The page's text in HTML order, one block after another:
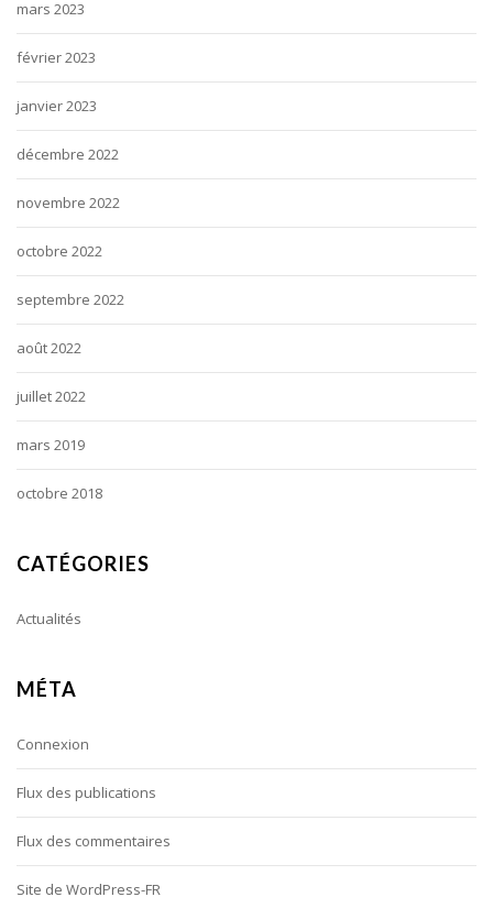
mars 2023
février 2023
janvier 2023
décembre 2022
novembre 2022
octobre 2022
septembre 2022
août 2022
juillet 2022
mars 2019
octobre 2018
CATÉGORIES
Actualités
MÉTA
Connexion
Flux des publications
Flux des commentaires
Site de WordPress-FR